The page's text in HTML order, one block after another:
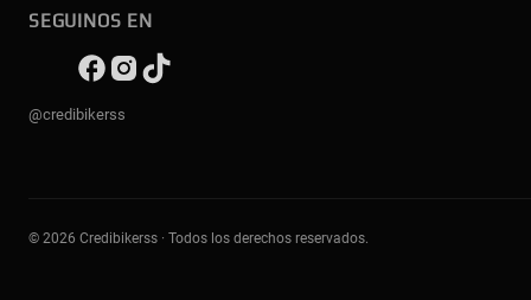
SEGUINOS EN
@credibikerss
© 2026 Credibikerss · Todos los derechos reservados.